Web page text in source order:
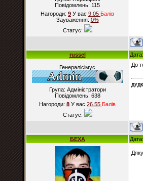
Повідомлень: 115
Нагороди: 9 У вас 9.05 Балiв
Зауваження: 0%
Статус:
russel
Генералісімус
Група: Адміністратори
Повідомлень: 638
Нагороди: 8 У вас 26.55 Балiв
Статус:
До
БЕХА